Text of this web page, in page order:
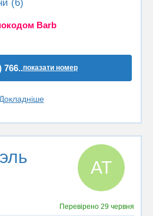
(6)
Barb
766..показати номер
Докладніше
АТ
Перевірено29 червня